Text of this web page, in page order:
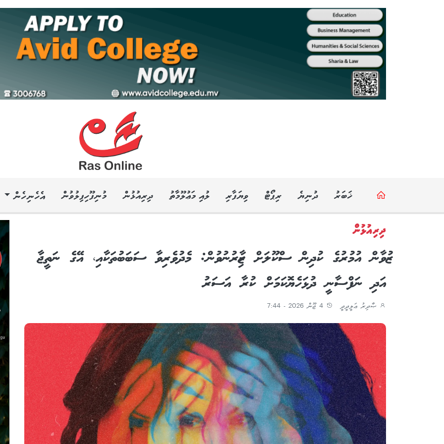
ޚަބަރު ދުނިޔެ ރިޕޯޓް ވިޔަފާރި ލުއި މަޢުލޫމާތު ދިރިއުޅުން މުނިފޫހިފިލުވުން އެހެނިހެން
ދިރިއުޅުން
ޒުވާން އުމުރުގެ ކުދިން ސްކޫލަށް ހާޒިރުނުވުން: މެދުވެރިވާ ސަބަބުތަކާއި، އޭގެ ނަތީޖާ
އަދި ނަފްސާނީ ދުޅަހެޔޮކަމަށް ކުރާ އަސަރު
ޞާދިރު ޢަލީދީދީ